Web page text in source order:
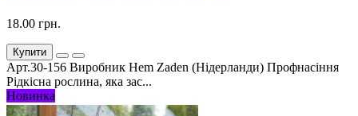
18.00 грн.
Купити
Арт.30-156 Виробник Hem Zaden (Нідерланди) Профнасіння
Рідкісна рослина, яка зас...
Новинка